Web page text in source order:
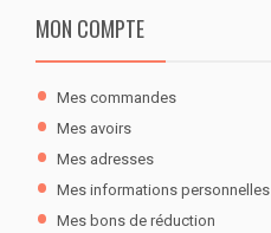
MON COMPTE
Mes commandes
Mes avoirs
Mes adresses
Mes informations personnelles
Mes bons de réduction